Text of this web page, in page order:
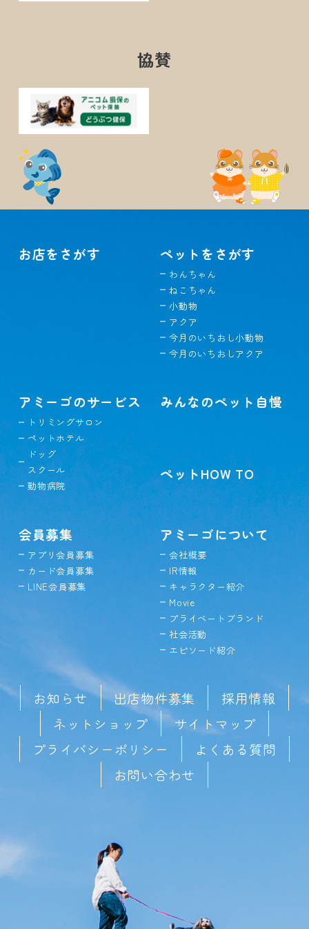
協賛
お店をさがす ペットをさがす
わんちゃん
ねこちゃん
小動物
アクア
今月のいちおし小動物
今月のいちおしアクア
アミーゴのサービス
トリミングサロン
ペットホテル
ドッグ
スクール
動物病院
みんなのペット自慢
ペットHOW TO
会員募集
アプリ会員募集
カード会員募集
LINE会員募集
アミーゴについて
会社概要
IR情報
キャラクター紹介
Movie
プライベートブランド
社会活動
エピソード紹介
お知らせ 出店物件募集
採用情報
ネットショップ
サイトマップ
プライバシーポリシー
よくある質問
お問い合わせ